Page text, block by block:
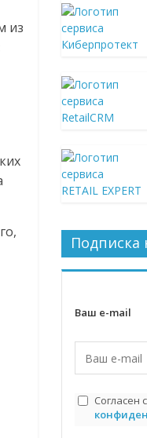
из
Подписка
Ваш e-mail
Согласен с